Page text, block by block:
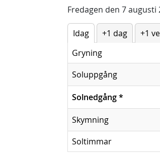
Fredagen den 7 augusti
Idag +1 dag +1
Gryning
Soluppgång
Solnedgång*
Skymning
Soltimmar